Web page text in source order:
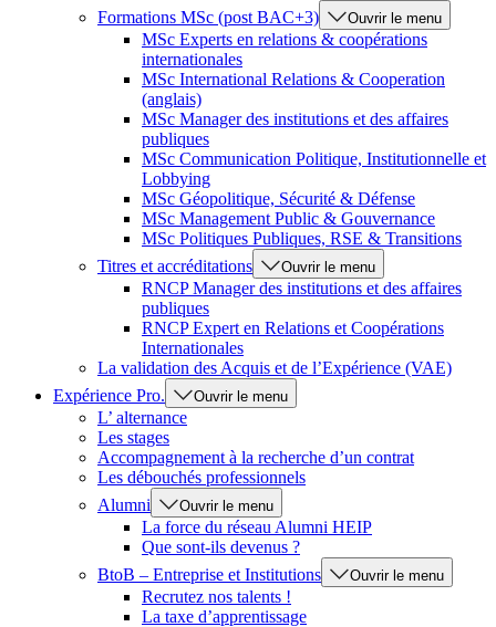
Formations MSc (post BAC+3)
Ouvrir le menu
MSc Experts en relations & coopérations
internationales
MSc International Relations & Cooperation
(anglais)
MSc Manager des institutions et des affaires
publiques
MSc Communication Politique, Institutionnelle et
Lobbying
MSc Géopolitique, Sécurité & Défense
MSc Management Public & Gouvernance
MSc Politiques Publiques, RSE & Transitions
Titres et accréditations
Ouvrir le menu
RNCP Manager des institutions et des affaires
publiques
RNCP Expert en Relations et Coopérations
Internationales
La validation des Acquis et de l’Expérience (VAE)
Expérience Pro.
Ouvrir le menu
L’ alternance
Les stages
Accompagnement à la recherche d’un contrat
Les débouchés professionnels
Alumni
Ouvrir le menu
La force du réseau Alumni HEIP
Que sont-ils devenus ?
BtoB – Entreprise et Institutions
Ouvrir le menu
Recrutez nos talents !
La taxe d’apprentissage